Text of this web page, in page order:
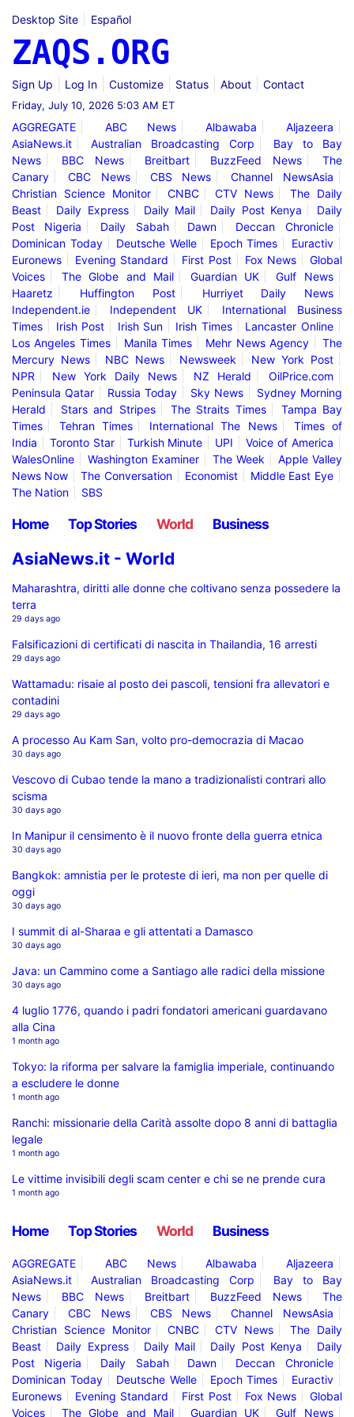
Desktop Site Español
ZAQS.ORG
Sign Up Log In Customize Status About Contact
Friday, July 10, 2026 5:03 AM ET
AGGREGATE ABC News Albawaba
Aljazeera
AsiaNews.it
Australian Broadcasting Corp
Bay to Bay
News
BBC News Breitbart BuzzFeed News
The
Canary
CBC News CBS News
Channel NewsAsia
Christian Science Monitor
CNBC CTV News
The Daily
Beast
Daily Express Daily Mail Daily Post Kenya
Daily
Post Nigeria
Daily Sabah Dawn
Deccan Chronicle
Dominican Today
Deutsche Welle Epoch Times
Euractiv
Euronews
Evening Standard First Post Fox News
Global
Voices
The Globe and Mail Guardian UK
Gulf News
Haaretz
Huffington Post
Hurriyet Daily News
Independent.ie
Independent UK
International Business
Times
Irish Post Irish Sun Irish Times
Lancaster Online
Los Angeles Times
Manila Times Mehr News Agency
The
Mercury News
NBC News Newsweek
New York Post
NPR
New York Daily News NZ Herald
OilPrice.com
Peninsula Qatar
Russia Today Sky News
Sydney Morning
Herald
Stars and Stripes The Straits Times
Tampa Bay
Times
Tehran Times International The News
Times of
India
Toronto Star Turkish Minute UPI
Voice of America
WalesOnline
Washington Examiner The Week
Apple Valley
News Now
The Conversation Economist
Middle East Eye
The Nation
SBS
Home Top Stories World Business
AsiaNews.it - World
Maharashtra, diritti alle donne che coltivano senza possedere la
terra
29 days ago
Falsificazioni di certificati di nascita in Thailandia, 16 arresti
29 days ago
Wattamadu: risaie al posto dei pascoli, tensioni fra allevatori e
contadini
29 days ago
A processo Au Kam San, volto pro-democrazia di Macao
30 days ago
Vescovo di Cubao tende la mano a tradizionalisti contrari allo
scisma
30 days ago
In Manipur il censimento è il nuovo fronte della guerra etnica
30 days ago
Bangkok: amnistia per le proteste di ieri, ma non per quelle di
oggi
30 days ago
I summit di al-Sharaa e gli attentati a Damasco
30 days ago
Java: un Cammino come a Santiago alle radici della missione
30 days ago
4 luglio 1776, quando i padri fondatori americani guardavano
alla Cina
1 month ago
Tokyo: la riforma per salvare la famiglia imperiale, continuando
a escludere le donne
1 month ago
Ranchi: missionarie della Carità assolte dopo 8 anni di battaglia
legale
1 month ago
Le vittime invisibili degli scam center e chi se ne prende cura
1 month ago
Home Top Stories World Business
AGGREGATE ABC News Albawaba
Aljazeera
AsiaNews.it
Australian Broadcasting Corp
Bay to Bay
News
BBC News Breitbart BuzzFeed News
The
Canary
CBC News CBS News
Channel NewsAsia
Christian Science Monitor
CNBC CTV News
The Daily
Beast
Daily Express Daily Mail Daily Post Kenya
Daily
Post Nigeria
Daily Sabah Dawn
Deccan Chronicle
Dominican Today
Deutsche Welle Epoch Times
Euractiv
Euronews
Evening Standard First Post Fox News
Global
Voices
The Globe and Mail Guardian UK Gulf News